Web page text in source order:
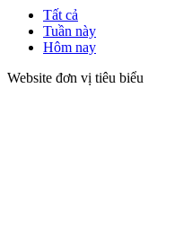
Tất cả
Tuần này
Hôm nay
Website đơn vị tiêu biểu